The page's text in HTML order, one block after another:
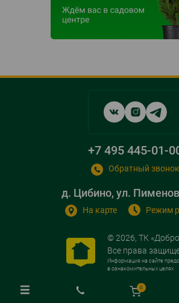
© 2026, ТК
Все права
Информация на сайте
в ознакомительных целях
д. Цибино, ул.
На карте Режим
+7 495 445-01-
Обратный звонок